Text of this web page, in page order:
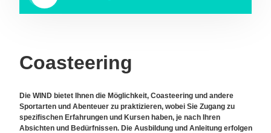
Coasteering
Die WIND bietet Ihnen die Möglichkeit, Coasteering und andere
Sportarten und Abenteuer zu praktizieren, wobei Sie Zugang zu
spezifischen Erfahrungen und Kursen haben, je nach Ihren
Absichten und Bedürfnissen. Die Ausbildung und Anleitung erfolgen